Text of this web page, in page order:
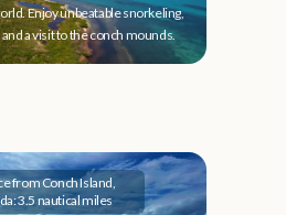
Enjoy unbeatable snorkeling,
a visit to the conch mounds.
from Conch Island,
3.5 nautical miles